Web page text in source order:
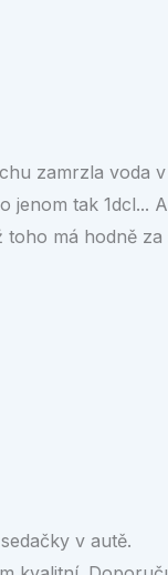
zamrzla voda
tak 1dcl...
toho má hodně za
v autě.